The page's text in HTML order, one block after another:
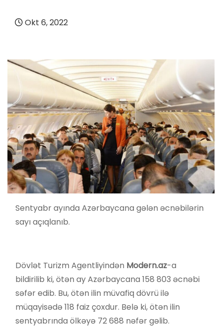
Okt 6, 2022
Sentyabr ayında Azərbaycana gələn əcnəbilərin
sayı açıqlanıb.
Dövlət Turizm Agentliyindən Modern.az-a
bildirilib ki, ötən ay Azərbaycana 158 803 əcnəbi
səfər edib. Bu, ötən ilin müvafiq dövrü ilə
müqayisədə 118 faiz çoxdur. Belə ki, ötən ilin
sentyabrında ölkəyə 72 688 nəfər gəlib.